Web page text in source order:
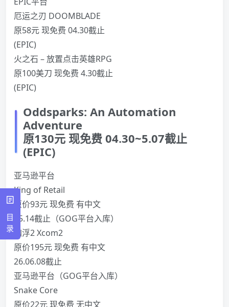
厄运之刃 DOOMBLADE
原58元 现免费 04.30截止
(EPIC)
火之石 – 放置点击英雄RPG
原100美刀 现免费 4.30截止
(EPIC)
Oddsparks: An Automation
Adventure
原130元 现免费 04.30~5.07截止
(EPIC)
亚马逊平台
King of Retail
原价93元 现免费 有中文
05.14截止（GOG平台入库）
幽浮2 Xcom2
原价195元 现免费 有中文
26.06.08截止
亚马逊平台（GOG平台入库）
Snake Core
原价22元 现免费 无中文
目
录